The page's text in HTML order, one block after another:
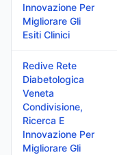
Innovazione Per
Migliorare Gli
Esiti Clinici
Redive Rete
Diabetologica
Veneta
Condivisione,
Ricerca E
Innovazione Per
Migliorare Gli